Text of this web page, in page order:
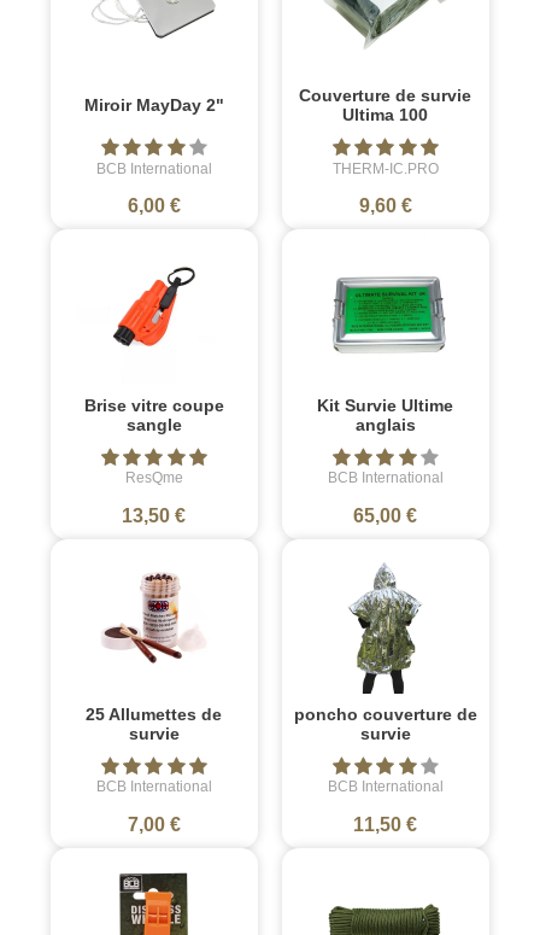
Miroir MayDay 2"
BCB International
6,00 €
Couverture de survie
Ultima 100
THERM-IC.PRO
9,60 €
Brise vitre coupe
sangle
ResQme
13,50 €
Kit Survie Ultime
anglais
BCB International
65,00 €
25 Allumettes de
survie
BCB International
7,00 €
poncho couverture de
survie
BCB International
11,50 €